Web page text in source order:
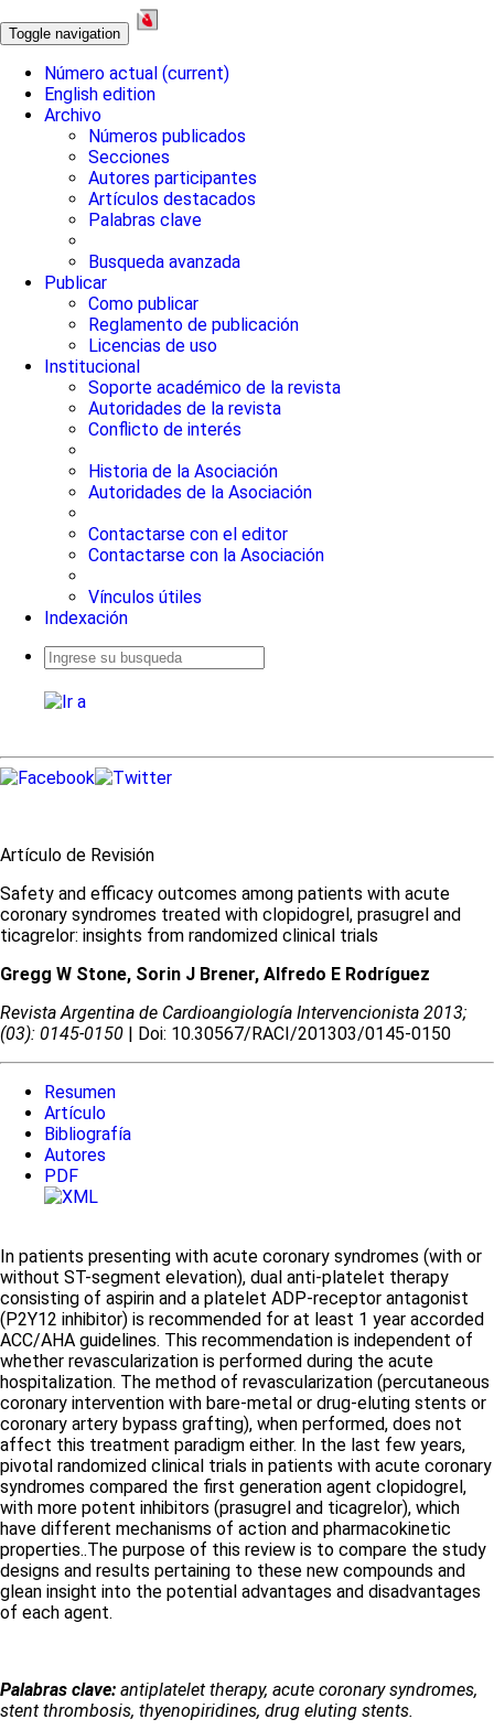
Toggle navigation
Número actual (current)
English edition
Archivo
Números publicados
Secciones
Autores participantes
Artículos destacados
Palabras clave
Busqueda avanzada
Publicar
Como publicar
Reglamento de publicación
Licencias de uso
Institucional
Soporte académico de la revista
Autoridades de la revista
Conflicto de interés
Historia de la Asociación
Autoridades de la Asociación
Contactarse con el editor
Contactarse con la Asociación
Vínculos útiles
Indexación
Artículo de Revisión
Safety and efficacy outcomes among patients with acute
coronary syndromes treated with clopidogrel, prasugrel and
ticagrelor: insights from randomized clinical trials
Gregg W Stone, Sorin J Brener, Alfredo E Rodríguez
Revista Argentina de Cardioangiologí­a Intervencionista 2013;
(03): 0145-0150 | Doi: 10.30567/RACI/201303/0145-0150
Resumen
Artículo
Bibliografía
Autores
PDF
In patients presenting with acute coronary syndromes (with or
without ST-segment elevation), dual anti-platelet therapy
consisting of aspirin and a platelet ADP-receptor antagonist
(P2Y12 inhibitor) is recommended for at least 1 year accorded
ACC/AHA guidelines. This recommendation is independent of
whether revascularization is performed during the acute
hospitalization. The method of revascularization (percutaneous
coronary intervention with bare-metal or drug-eluting stents or
coronary artery bypass grafting), when performed, does not
affect this treatment paradigm either. In the last few years,
pivotal randomized clinical trials in patients with acute coronary
syndromes compared the first generation agent clopidogrel,
with more potent inhibitors (prasugrel and ticagrelor), which
have different mechanisms of action and pharmacokinetic
properties..The purpose of this review is to compare the study
designs and results pertaining to these new compounds and
glean insight into the potential advantages and disadvantages
of each agent.
Palabras clave: antiplatelet therapy, acute coronary syndromes,
stent thrombosis, thyenopiridines, drug eluting stents.